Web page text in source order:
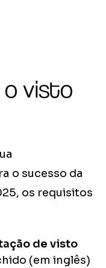
o visto
o sucesso da
os requisitos
de visto
(em inglês)